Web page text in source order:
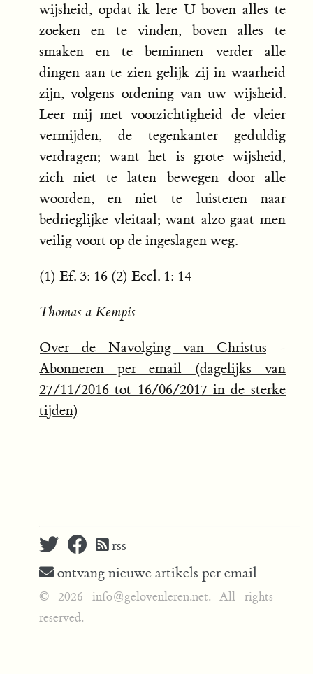
wijsheid, opdat ik lere U boven alles te
zoeken en te vinden, boven alles te
smaken en te beminnen verder alle
dingen aan te zien gelijk zij in waarheid
zijn, volgens ordening van uw wijsheid.
Leer mij met voorzichtigheid de vleier
vermijden, de tegenkanter geduldig
verdragen; want het is grote wijsheid,
zich niet te laten bewegen door alle
woorden, en niet te luisteren naar
bedrieglijke vleitaal; want alzo gaat men
veilig voort op de ingeslagen weg.
(1) Ef. 3: 16 (2) Eccl. 1: 14
Thomas a Kempis
Over de Navolging van Christus -
Abonneren per email (dagelijks van
27/11/2016 tot 16/06/2017 in de sterke
tijden)
rss
ontvang nieuwe artikels per email
© 2026 info@gelovenleren.net. All rights
reserved.